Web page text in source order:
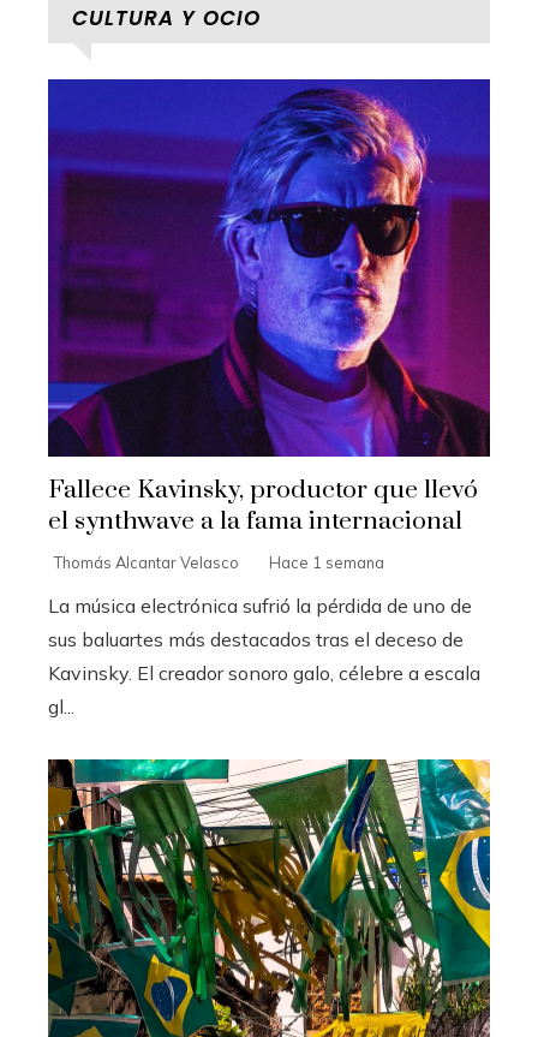
CULTURA Y OCIO
Fallece Kavinsky, productor que llevó
el synthwave a la fama internacional
Thomás Alcantar Velasco Hace 1 semana
La música electrónica sufrió la pérdida de uno de
sus baluartes más destacados tras el deceso de
Kavinsky. El creador sonoro galo, célebre a escala
gl...